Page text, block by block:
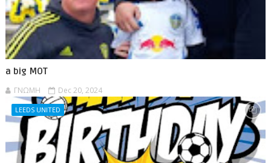
a big MOT
ΓΝΩΜΗ Dec 20, 2024
LEEDS UNITED